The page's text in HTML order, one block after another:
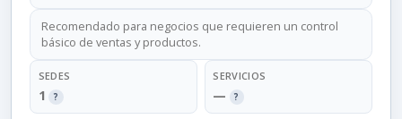
Recomendado para negocios que requieren un control
básico de ventas y productos.
SEDES
1 ?
SERVICIOS
— ?